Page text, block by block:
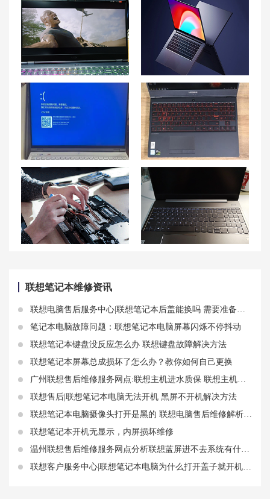
探索联想拯救者Y9000K屏幕分辨率及调整方法 联想笔记本维修费用价目表 联想笔记本维修价格查询
拯救者R9000P蓝屏重启问题及解决方法 掌握技巧，解决联想拯救者Y7000P笔记本音量失灵的难题！
联想笔记本维修资讯
联想电脑售后服务中心|联想笔记本后盖能换吗 需要准备哪些
笔记本电脑故障问题：联想笔记本电脑屏幕闪烁不停抖动
联想笔记本键盘没反应怎么办 联想键盘故障解决方法
联想笔记本屏幕总成损坏了怎么办？教你如何自己更换
广州联想售后维修服务网点:联想主机进水质保 联想主机安装win7 蓝屏
联想售后|联想笔记本电脑无法开机 黑屏不开机解决方法
联想笔记本电脑摄像头打开是黑的 联想电脑售后维修解析原因
联想笔记本开机无显示，内屏损坏维修
温州联想售后维修服务网点分析联想蓝屏进不去系统有什么解决方法
联想客户服务中心|联想笔记本电脑为什么打开盖子就开机 对电脑有损害吗